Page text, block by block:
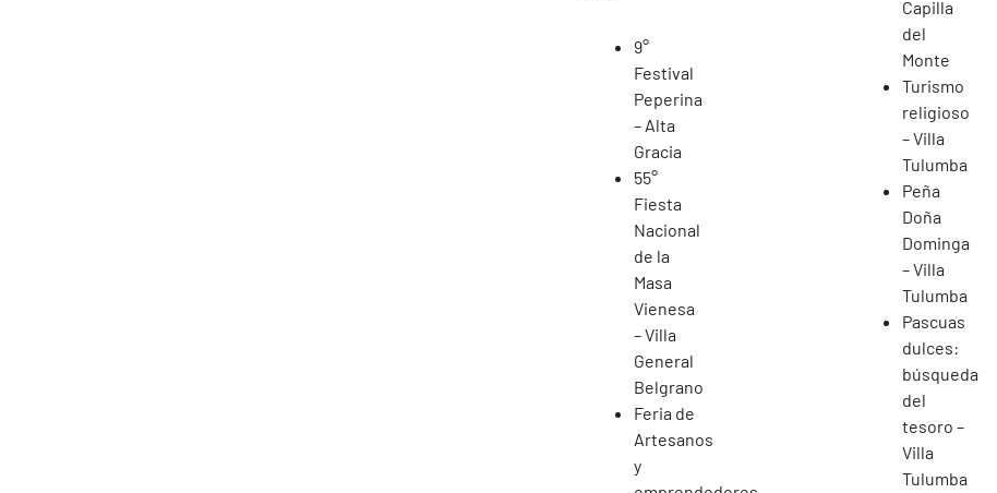
9°
Festival
Peperina
– Alta
Gracia
55°
Fiesta
Nacional
de la
Masa
Vienesa
– Villa
General
Belgrano
Feria de
Artesanos
y
Capilla
del
Monte
Turismo
religioso
– Villa
Tulumba
Peña
Doña
Dominga
– Villa
Tulumba
Pascuas
dulces:
búsqueda
del
tesoro –
Villa
Tulumba